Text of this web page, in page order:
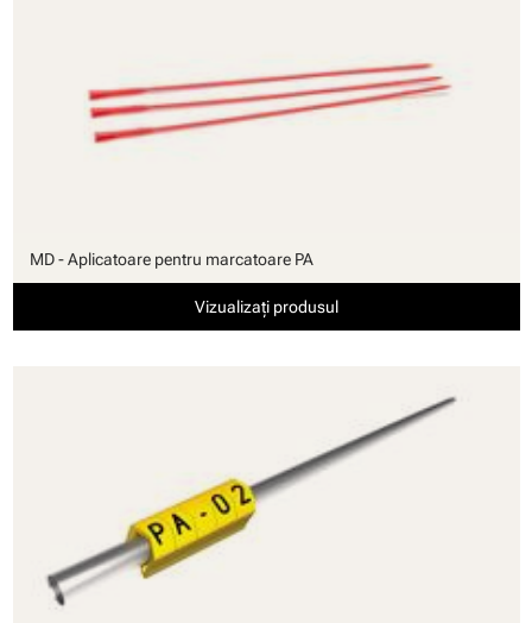
MD - Aplicatoare pentru marcatoare PA
Vizualizați produsul